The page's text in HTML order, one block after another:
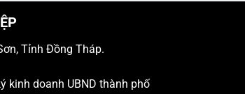
Tỉnh Đồng Tháp.
kinh doanh UBND thành phố